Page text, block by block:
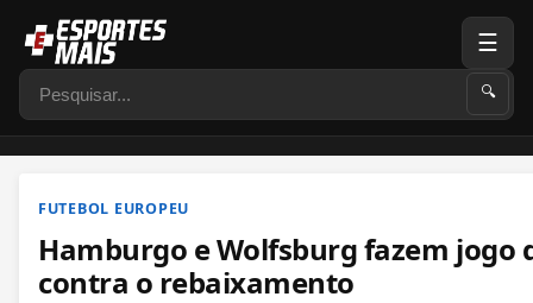
Pesquisar 🔍
☰
FUTEBOL EUROPEU
Hamburgo e Wolfsburg fazem jogo
contra o rebaixamento